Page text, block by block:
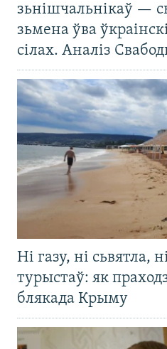
зьнішчальнікаў —
зьмена ўва
сілах. Аналіз
Ні газу, ні сьвятла,
турыстаў: як
блякада Крыму